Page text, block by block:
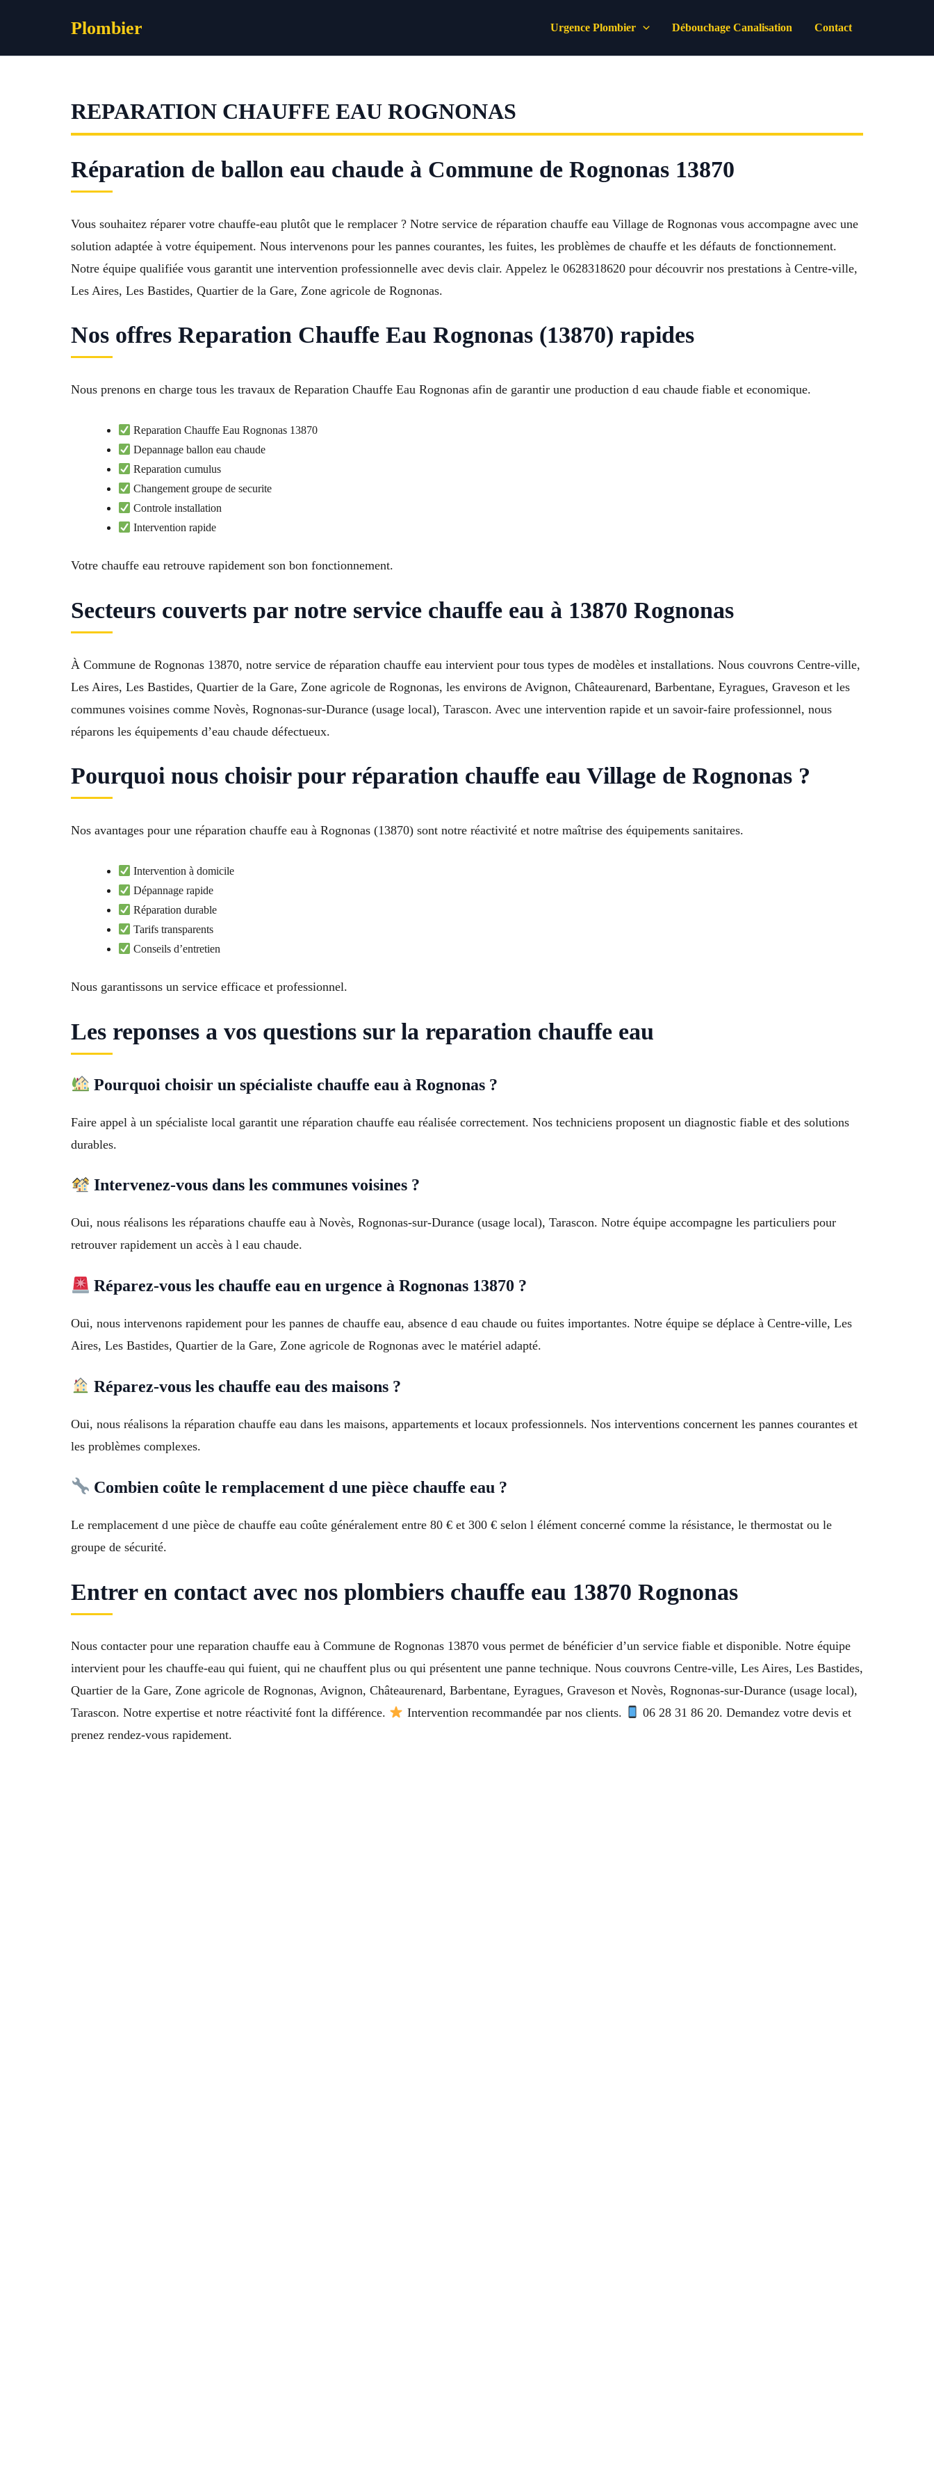
Plombier Urgence Plombier Débouchage Canalisation Contact
REPARATION CHAUFFE EAU ROGNONAS
Réparation de ballon eau chaude à Commune de Rognonas 13870
Vous souhaitez réparer votre chauffe-eau plutôt que le remplacer ? Notre service de réparation chauffe eau Village de Rognonas vous accompagne avec une
solution adaptée à votre équipement. Nous intervenons pour les pannes courantes, les fuites, les problèmes de chauffe et les défauts de fonctionnement.
Notre équipe qualifiée vous garantit une intervention professionnelle avec devis clair. Appelez le 0628318620 pour découvrir nos prestations à Centre-ville,
Les Aires, Les Bastides, Quartier de la Gare, Zone agricole de Rognonas.
Nos offres Reparation Chauffe Eau Rognonas (13870) rapides
Nous prenons en charge tous les travaux de Reparation Chauffe Eau Rognonas afin de garantir une production d eau chaude fiable et economique.
Reparation Chauffe Eau Rognonas 13870
Depannage ballon eau chaude
Reparation cumulus
Changement groupe de securite
Controle installation
Intervention rapide
Votre chauffe eau retrouve rapidement son bon fonctionnement.
Secteurs couverts par notre service chauffe eau à 13870 Rognonas
À Commune de Rognonas 13870, notre service de réparation chauffe eau intervient pour tous types de modèles et installations. Nous couvrons Centre-ville,
Les Aires, Les Bastides, Quartier de la Gare, Zone agricole de Rognonas, les environs de Avignon, Châteaurenard, Barbentane, Eyragues, Graveson et les
communes voisines comme Novès, Rognonas-sur-Durance (usage local), Tarascon. Avec une intervention rapide et un savoir-faire professionnel, nous
réparons les équipements d’eau chaude défectueux.
Pourquoi nous choisir pour réparation chauffe eau Village de Rognonas ?
Nos avantages pour une réparation chauffe eau à Rognonas (13870) sont notre réactivité et notre maîtrise des équipements sanitaires.
Intervention à domicile
Dépannage rapide
Réparation durable
Tarifs transparents
Conseils d’entretien
Nous garantissons un service efficace et professionnel.
Les reponses a vos questions sur la reparation chauffe eau
Pourquoi choisir un spécialiste chauffe eau à Rognonas ?
Faire appel à un spécialiste local garantit une réparation chauffe eau réalisée correctement. Nos techniciens proposent un diagnostic fiable et des solutions
durables.
Intervenez-vous dans les communes voisines ?
Oui, nous réalisons les réparations chauffe eau à Novès, Rognonas-sur-Durance (usage local), Tarascon. Notre équipe accompagne les particuliers pour
retrouver rapidement un accès à l eau chaude.
Réparez-vous les chauffe eau en urgence à Rognonas 13870 ?
Oui, nous intervenons rapidement pour les pannes de chauffe eau, absence d eau chaude ou fuites importantes. Notre équipe se déplace à Centre-ville, Les
Aires, Les Bastides, Quartier de la Gare, Zone agricole de Rognonas avec le matériel adapté.
Réparez-vous les chauffe eau des maisons ?
Oui, nous réalisons la réparation chauffe eau dans les maisons, appartements et locaux professionnels. Nos interventions concernent les pannes courantes et
les problèmes complexes.
Combien coûte le remplacement d une pièce chauffe eau ?
Le remplacement d une pièce de chauffe eau coûte généralement entre 80 € et 300 € selon l élément concerné comme la résistance, le thermostat ou le
groupe de sécurité.
Entrer en contact avec nos plombiers chauffe eau 13870 Rognonas
Nous contacter pour une reparation chauffe eau à Commune de Rognonas 13870 vous permet de bénéficier d’un service fiable et disponible. Notre équipe
intervient pour les chauffe-eau qui fuient, qui ne chauffent plus ou qui présentent une panne technique. Nous couvrons Centre-ville, Les Aires, Les Bastides,
Quartier de la Gare, Zone agricole de Rognonas, Avignon, Châteaurenard, Barbentane, Eyragues, Graveson et Novès, Rognonas-sur-Durance (usage local),
Tarascon. Notre expertise et notre réactivité font la différence.
Intervention recommandée par nos clients.
06 28 31 86 20. Demandez votre devis et
prenez rendez-vous rapidement.